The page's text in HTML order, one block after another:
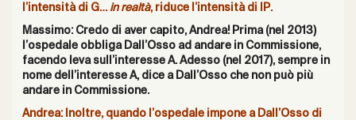
l’intensità di G… in realtà, riduce l’intensità di IP.
Massimo: Credo di aver capito, Andrea! Prima (nel 2013)
l’ospedale obbliga Dall’Osso ad andare in Commissione,
facendo leva sull’interesse A. Adesso (nel 2017), sempre in
nome dell’interesse A, dice a Dall’Osso che non può più
andare in Commissione.
Andrea: Inoltre, quando l’ospedale impone a Dall’Osso di